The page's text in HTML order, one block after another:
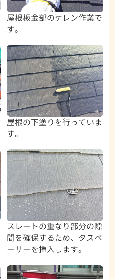
屋根板金部のケレン作業で
す。
屋根の下塗りを行っていま
す。
スレートの重なり部分の隙
間を確保するため、タスペ
ーサーを挿入します。